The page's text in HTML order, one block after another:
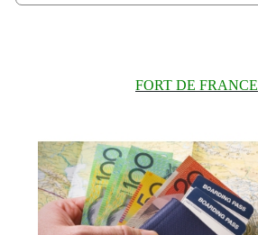
FORT DE FRANCE